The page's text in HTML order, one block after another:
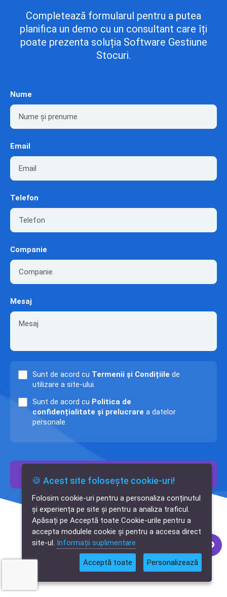
✕
Cauți o aplicație
software?
Completează formularul pentru a putea
planifica un demo cu un consultant care îți
poate prezenta soluția Software Gestiune
Stocuri.
Nume
Email
Telefon
Companie
Mesaj
Sunt de acord cu Termenii și Condițiile de
utilizare a site-ului.
Sunt de acord cu Politica de
confidențialitate și prelucrare a datelor
personale.
🍪 Acest site folosește cookie-uri!
Folosim cookie-uri pentru a personaliza conținutul
și experiența pe site și pentru a analiza traficul.
Apăsați pe Acceptă toate Cookie-urile pentru a
accepta modulele cookie și pentru a accesa direct
site-ul. Informații suplimentare
Acceptă toate Personalizează